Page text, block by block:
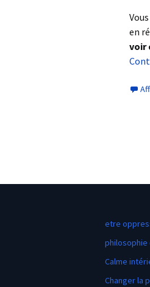
en
voir
etre
Calme
Changer la